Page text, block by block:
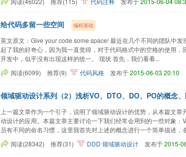
给代码多留一些空间 编程基础
英文原文：Give your code some space! 最近在几个不同的团队中
起了我的好奇心，因为我一直觉得，对于代码格式中的空格的使用
开发中，似乎没有出现这样的统一。 现状 首先，我们看看...
阅读(6099)
推荐(9) 代码风格 发布于2015-06-03 20:10
领域驱动设计系列（2）浅析VO、DTO、DO、PO的概念
上一篇文章作为一个引子，说明了领域驱动设计的优势，从本篇文
动设计的应用。本篇文章主要讨论一下我们经常会用到的一些对象：
员有不同的命名习惯，这里我首先对上述的概念进行一个简单描述，
阅读(28342)
推荐(31) DDD 领域驱动设计 发布于2015-